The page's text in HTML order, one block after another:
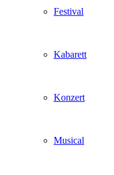
Festival
Kabarett
Konzert
Musical